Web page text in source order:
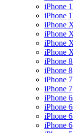
iPhone
iPhone
iPhone
iPhone
iPhone
iPhone
iPhone
iPhone 8
iPhone
iPhone 7
iPhone
iPhone
iPhone
iPhone 6